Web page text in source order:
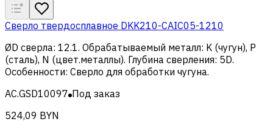
Сверло твердосплавное DKK210-CAIC05-1210
ØD сверла: 12.1. Обрабатываемый металл: K (чугун), Р
(сталь), N (цвет.металлы). Глубина сверления: 5D.
Особенности: Сверло для обработки чугуна.
AC.GSD10097 Под заказ
524,09 BYN